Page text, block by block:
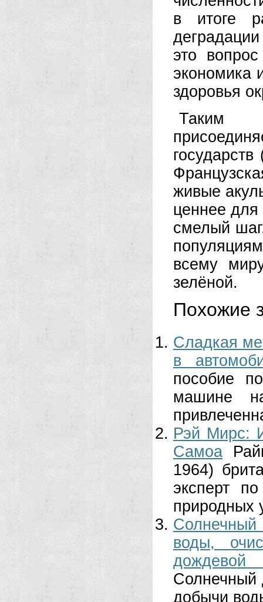
в итоге
это
экономика
здоровья
Таким
живые
ценнее для
смелый
всему
зелёной.
Похожие
Сладкая
в
пособие
машине
Рэй Мирс:
Самоа
1964)
эксперт
природных
воды,
дождевой
Солнечный
добычи